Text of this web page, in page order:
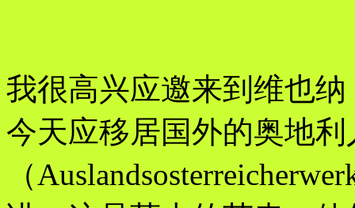
我很高兴应邀来到维也
今天应移居国外的奥地利
（